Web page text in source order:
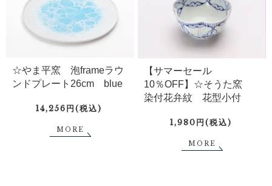
☆やま平窯 泡frameラウ
ンドプレート26cm blue
14,256円(税込)
MORE
【サマーセール
10％OFF】☆そうた窯
染付花弁紋 花型小付
1,980円(税込)
MORE